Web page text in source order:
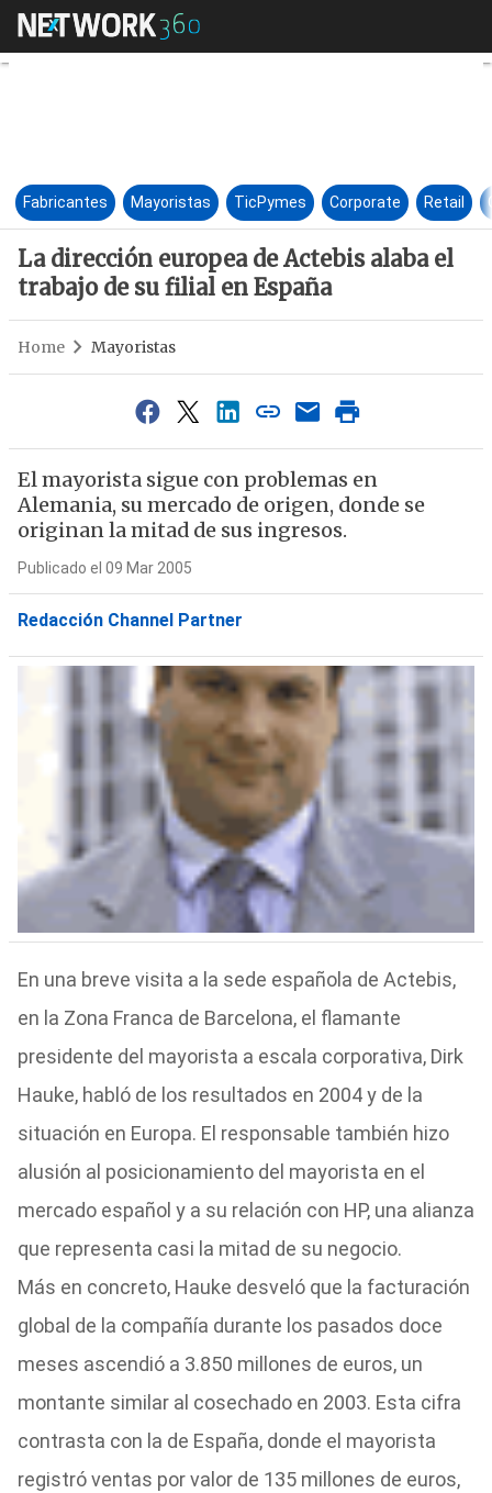
La dirección europea de
Fabricantes Mayoristas TicPymes Corporate Retail
La dirección europea de Actebis alaba el
trabajo de su filial en España
Home Mayoristas
El mayorista sigue con problemas en
Alemania, su mercado de origen, donde se
originan la mitad de sus ingresos.
Publicado el 09 Mar 2005
Redacción Channel Partner
En una breve visita a la sede española de Actebis,
en la Zona Franca de Barcelona, el flamante
presidente del mayorista a escala corporativa, Dirk
Hauke, habló de los resultados en 2004 y de la
situación en Europa. El responsable también hizo
alusión al posicionamiento del mayorista en el
mercado español y a su relación con HP, una alianza
que representa casi la mitad de su negocio.
Más en concreto, Hauke desveló que la facturación
global de la compañía durante los pasados doce
meses ascendió a 3.850 millones de euros, un
montante similar al cosechado en 2003. Esta cifra
contrasta con la de España, donde el mayorista
registró ventas por valor de 135 millones de euros,